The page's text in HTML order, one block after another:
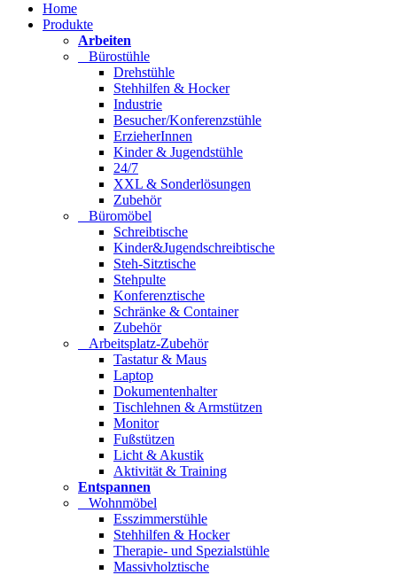
Home
Produkte
Arbeiten
Bürostühle
Drehstühle
Stehhilfen & Hocker
Industrie
Besucher/Konferenzstühle
ErzieherInnen
Kinder & Jugendstühle
24/7
XXL & Sonderlösungen
Zubehör
Büromöbel
Schreibtische
Kinder&Jugendschreibtische
Steh-Sitztische
Stehpulte
Konferenztische
Schränke & Container
Zubehör
Arbeitsplatz-Zubehör
Tastatur & Maus
Laptop
Dokumentenhalter
Tischlehnen & Armstützen
Monitor
Fußstützen
Licht & Akustik
Aktivität & Training
Entspannen
Wohnmöbel
Esszimmerstühle
Stehhilfen & Hocker
Therapie- und Spezialstühle
Massivholztische